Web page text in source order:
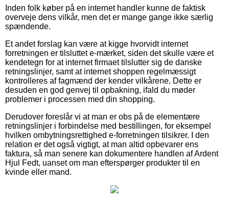
Inden folk køber på en internet handler kunne de faktisk
overveje dens vilkår, men det er mange gange ikke særlig
spændende.
Et andet forslag kan være at kigge hvorvidt internet
forretningen er tilsluttet e-mærket, siden det skulle være et
kendetegn for at internet firmaet tilslutter sig de danske
retningslinjer, samt at internet shoppen regelmæssigt
kontrolleres af fagmænd der kender vilkårene. Dette er
desuden en god genvej til opbakning, ifald du møder
problemer i processen med din shopping.
Derudover foreslår vi at man er obs på de elementære
retningslinjer i forbindelse med bestillingen, for eksempel
hvilken ombytningsrettighed e-forretningen tilsikrer. I den
relation er det også vigtigt, at man altid opbevarer ens
faktura, så man senere kan dokumentere handlen af Ardent
Hjul Fedt, uanset om man efterspørger produkter til en
kvinde eller mand.